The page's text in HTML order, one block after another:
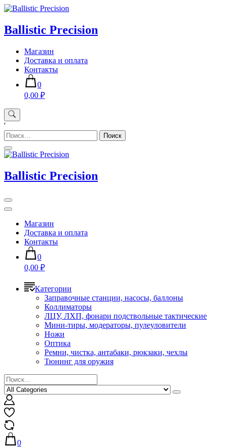
Skip
content
Ballistic Precision
Магазин
Доставка и оплата
Контакты
0
0,00 ₽
'
Найти:
Ballistic Precision
Магазин
Доставка и оплата
Контакты
0
0,00 ₽
Категории
Заправочные станции, насосы, баллоны
Коллиматоры
ЛЦУ, ЛХП, фонари подствольные тактические
Мини-тиры, модераторы, пулеуловители
Ножи
Оптика
Ремни, чистка, антабаки, рюкзаки, чехлы
Тюнинг для оружия
0